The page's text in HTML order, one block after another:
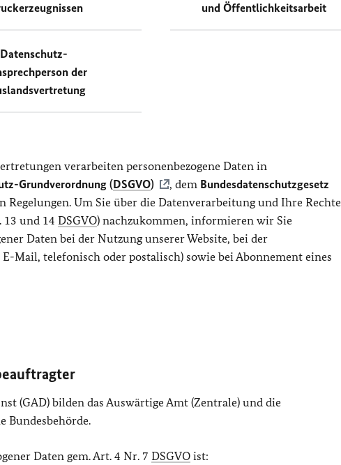
und Öffentlichkeitsarbeit
der
verarbeiten personenbezogene Daten in
Grundverordnung (DSGVO) , dem Bundesdatenschutzgesetz
Regelungen. Um Sie über die Datenverarbeitung und Ihre Rechte
und 14 DSGVO) nachzukommen, informieren wir Sie
Daten bei der Nutzung unserer Website, bei der
Mail, telefonisch oder postalisch) sowie bei Abonnement eines
(GAD) bilden das Auswärtige Amt (Zentrale) und die
Bundesbehörde.
Daten gem. Art. 4 Nr. 7 DSGVO ist: